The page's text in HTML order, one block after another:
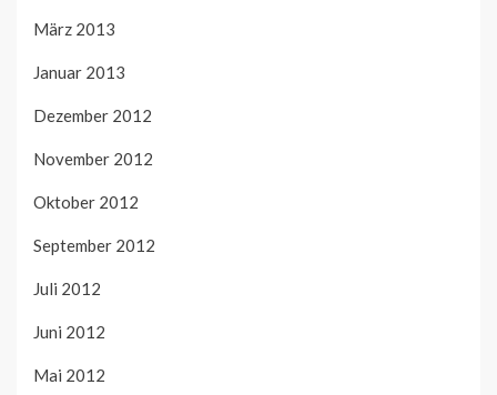
März 2013
Januar 2013
Dezember 2012
November 2012
Oktober 2012
September 2012
Juli 2012
Juni 2012
Mai 2012